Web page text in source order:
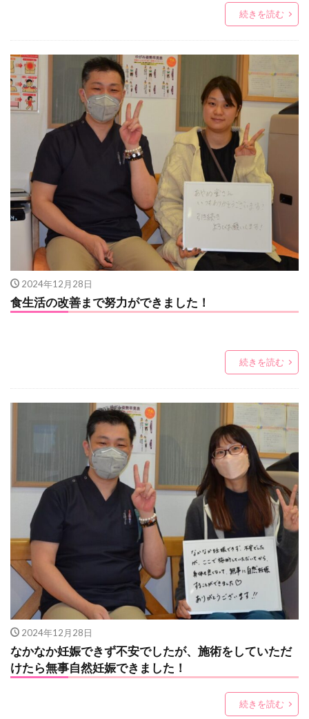
続きを読む
2024年12月28日
食生活の改善まで努力ができました！
続きを読む
2024年12月28日
なかなか妊娠できず不安でしたが、施術をしていただ
けたら無事自然妊娠できました！
続きを読む